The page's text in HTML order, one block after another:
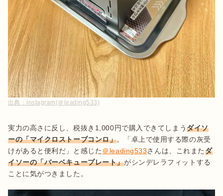
出典： Instagram(＠leading533)
実力の高さに反し、税抜き1,000円で購入できてしまうダイソ
ーの「マイクロストーブコンロ」。「卓上で使用する際の灰受
けがあると便利だ」と感じた＠leading533さんは、これまたダ
イソーの「バーベキュープレート」がシンデレラフィットする
ことに気がつきました。